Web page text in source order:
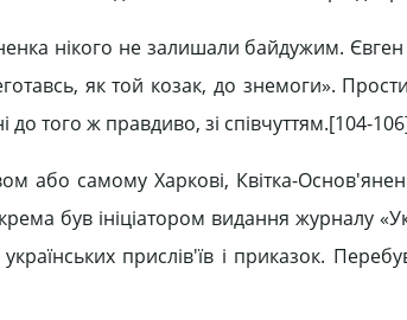
нікого не залишали байдужим.
як той козак, до знемоги».
до того ж правдиво, зі співчуттям.[104-
або самому Харкові, Квітка-
був ініціатором видання журналу
прислів'їв і приказок.